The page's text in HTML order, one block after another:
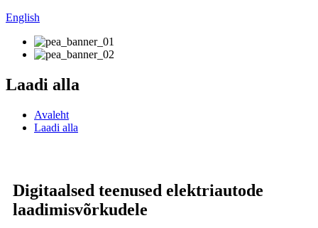
English
Laadi alla
Avaleht
Laadi alla
Digitaalsed teenused elektriautode
laadimisvõrkudele